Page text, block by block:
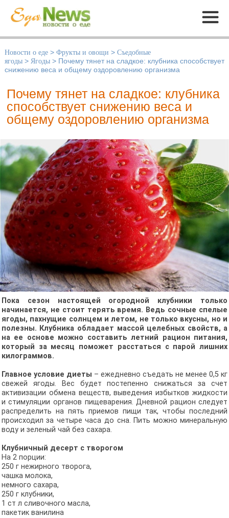
Меню
Новости о еде > Фрукты и овощи > Съедобные
ягоды > Ягоды > Почему тянет на сладкое: клубника способствует
снижению веса и общему оздоровлению организма
Почему тянет на сладкое: клубника
способствует снижению веса и
общему оздоровлению организма
Пока сезон настоящей огородной клубники только
начинается, не стоит терять время. Ведь сочные спелые
ягоды, пахнущие солнцем и летом, не только вкусны, но и
полезны. Клубника обладает массой целебных свойств, а
на ее основе можно составить летний рацион питания,
который за месяц поможет расстаться с парой лишних
килограммов.
Главное условие диеты – ежедневно съедать не менее 0,5 кг
свежей ягоды. Вес будет постепенно снижаться за счет
активизации обмена веществ, выведения избытков жидкости
и стимуляции органов пищеварения. Дневной рацион следует
распределить на пять приемов пищи так, чтобы последний
происходил за четыре часа до сна. Пить можно минеральную
воду и зеленый чай без сахара.
Клубничный десерт с творогом
На 2 порции:
250 г нежирного творога,
чашка молока,
немного сахара,
250 г клубники,
1 ст л сливочного масла,
пакетик ванилина